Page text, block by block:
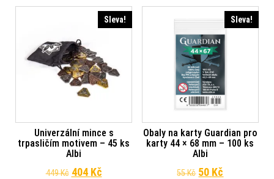
Sleva!
Univerzální mince s
trpasličím motivem – 45 ks
Albi
449Kč Původní cena byla: 449 Kč.
404 KčAktuální cena je: 404 Kč.
Sleva!
Obaly na karty Guardian pro
karty 44 × 68 mm – 100 ks
Albi
55Kč Původní cena
50 Kč